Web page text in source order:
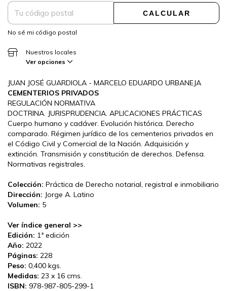
CALCULAR
No sé mi código postal
Nuestros locales
Ver opciones
JUAN JOSÉ GUARDIOLA - MARCELO EDUARDO URBANEJA
CEMENTERIOS PRIVADOS
REGULACIÓN NORMATIVA
DOCTRINA. JURISPRUDENCIA. APLICACIONES PRÁCTICAS
Cuerpo humano y cadáver. Evolución histórica. Derecho
comparado. Régimen jurídico de los cementerios privados en
el Código Civil y Comercial de la Nación. Adquisición y
extinción. Transmisión y constitución de derechos. Defensa.
Normativas registrales.
Colección: Práctica de Derecho notarial, registral e inmobiliario
Dirección: Jorge A. Latino
Volumen: 5
Ver índice general >>
Edición: 1ª edición
Año: 2022
Páginas: 228
Peso: 0,400 kgs.
Medidas: 23 x 16 cms.
ISBN: 978-987-805-299-1